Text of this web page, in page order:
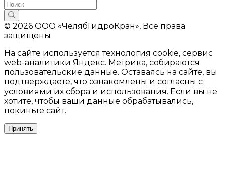
© 2026 ООО «ЧелябГидроКран», Все права
защищены
На сайте используется технология cookie, сервис
web-аналитики Яндекс. Метрика, собираются
пользовательские данные. Оставаясь на сайте, вы
подтверждаете, что ознакомлены и согласны с
условиями их сбора и использования. Если вы не
хотите, чтобы ваши данные обрабатывались,
покиньте сайт.
Принять